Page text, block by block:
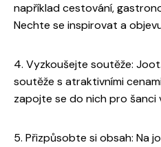
například cestování,
Nechte se inspirovat a
4. Vyzkoušejte soutěže:
soutěže s atraktivními
zapojte se do nich pro šanci
5. Přizpůsobte si obsah: Na